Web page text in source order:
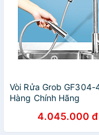
Vòi Rửa Grob GF304-
Hàng Chính Hãng
4.045.000 đ